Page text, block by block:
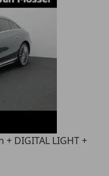
+ DIGITAL LIGHT +